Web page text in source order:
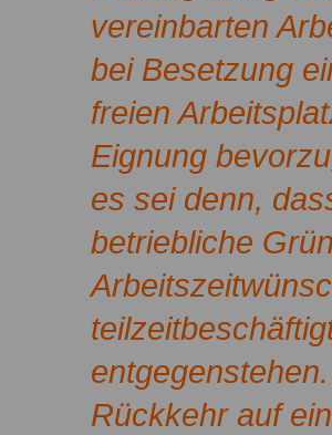
vereinbarten
bei Besetzung
freien
Eignung
es sei denn,
betriebliche
Rückkehr auf